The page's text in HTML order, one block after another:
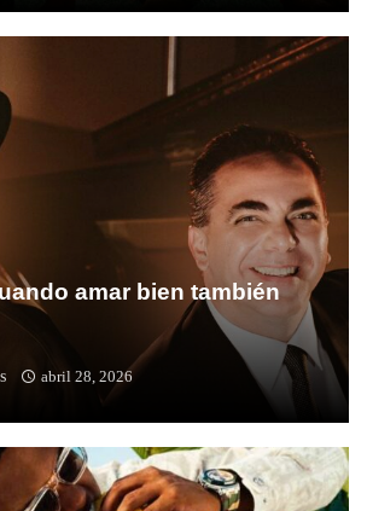
amar bien también
abril 28, 2026